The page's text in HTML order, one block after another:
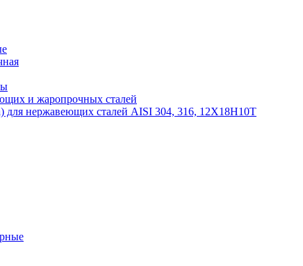
и жаропрочных сталей
для нержавеющих сталей AISI 304, 316, 12Х18Н10Т